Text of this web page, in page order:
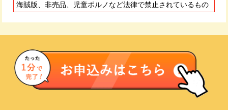
に入金いたします。
査定にご納得いただけない場合
お預かりした商品をお客様にご返却いたします。キャンセル料
けいたします。
海賊版、非売品、児童ポルノなど法律で禁止されているもの